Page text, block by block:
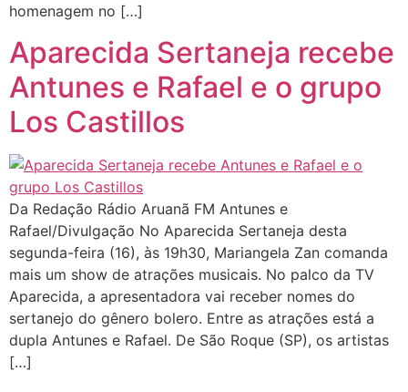
homenagem no […]
Aparecida Sertaneja recebe
Antunes e Rafael e o grupo
Los Castillos
Da Redação Rádio Aruanã FM Antunes e
Rafael/Divulgação No Aparecida Sertaneja desta
segunda-feira (16), às 19h30, Mariangela Zan comanda
mais um show de atrações musicais. No palco da TV
Aparecida, a apresentadora vai receber nomes do
sertanejo do gênero bolero. Entre as atrações está a
dupla Antunes e Rafael. De São Roque (SP), os artistas
[…]